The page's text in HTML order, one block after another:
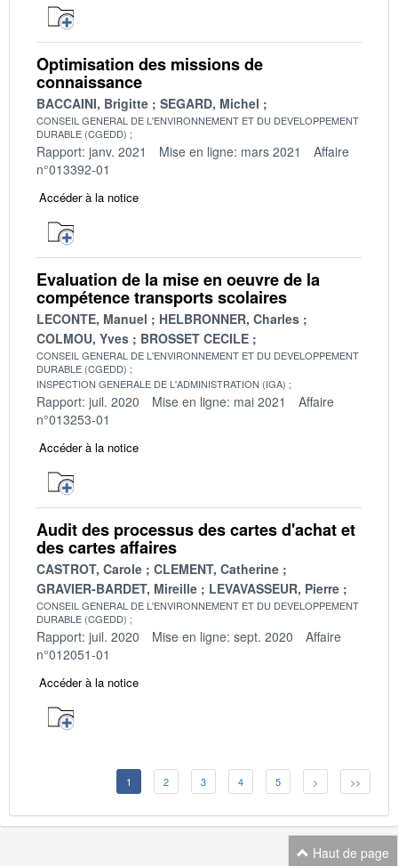
Optimisation des missions de
connaissance
BACCAINI, Brigitte SEGARD, Michel
CONSEIL GENERAL DE L'ENVIRONNEMENT ET DU DEVELOPPEMENT
DURABLE (CGEDD)
Rapport: janv. 2021 Mise en ligne: mars 2021
Affaire
n°013392-01
Accéder à la notice
Evaluation de la mise en oeuvre de la
compétence transports scolaires
LECONTE, Manuel
HELBRONNER, Charles
COLMOU, Yves
BROSSET CECILE
CONSEIL GENERAL DE L'ENVIRONNEMENT ET DU DEVELOPPEMENT
DURABLE (CGEDD)
INSPECTION GENERALE DE L'ADMINISTRATION (IGA)
Rapport: juil. 2020 Mise en ligne: mai 2021
Affaire
n°013253-01
Accéder à la notice
Audit des processus des cartes d'achat et
des cartes affaires
CASTROT, Carole
CLEMENT, Catherine
GRAVIER-BARDET, Mireille
LEVAVASSEUR, Pierre
CONSEIL GENERAL DE L'ENVIRONNEMENT ET DU DEVELOPPEMENT
DURABLE (CGEDD)
Rapport: juil. 2020 Mise en ligne: sept. 2020
Affaire
n°012051-01
Accéder à la notice
1 2 3 4 5 > >>
Haut de page